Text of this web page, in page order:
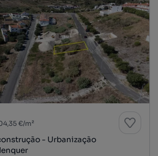
€/m²
- Urbanização